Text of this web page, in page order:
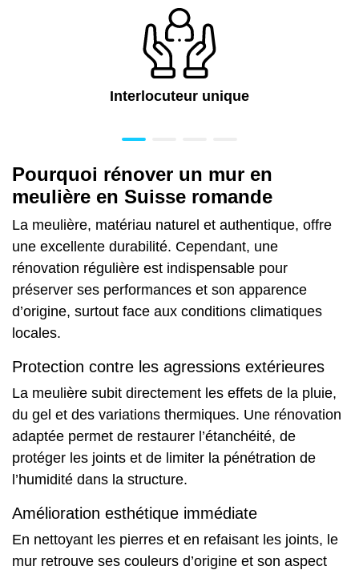
Interlocuteur unique
Pourquoi rénover un mur en
meulière en Suisse romande
La meulière, matériau naturel et authentique, offre
une excellente durabilité. Cependant, une
rénovation régulière est indispensable pour
préserver ses performances et son apparence
d’origine, surtout face aux conditions climatiques
locales.
Protection contre les agressions extérieures
La meulière subit directement les effets de la pluie,
du gel et des variations thermiques. Une rénovation
adaptée permet de restaurer l’étanchéité, de
protéger les joints et de limiter la pénétration de
l’humidité dans la structure.
Amélioration esthétique immédiate
En nettoyant les pierres et en refaisant les joints, le
mur retrouve ses couleurs d’origine et son aspect